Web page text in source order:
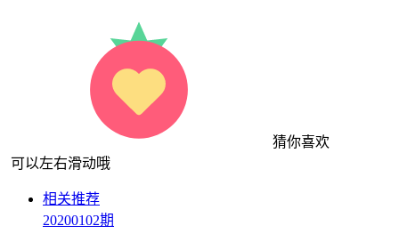
猜你喜欢
可以左右滑动哦
相关推荐
20200102期